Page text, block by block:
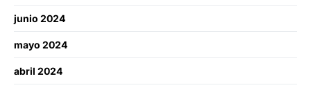
junio 2024
mayo 2024
abril 2024